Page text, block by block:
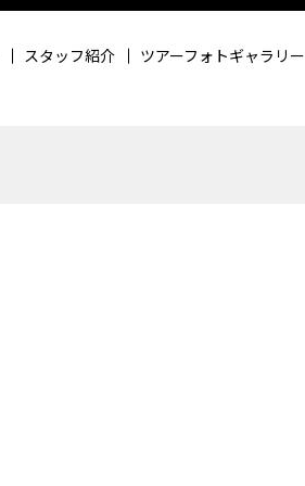
スタッフ紹介 ツアーフォトギャラリー